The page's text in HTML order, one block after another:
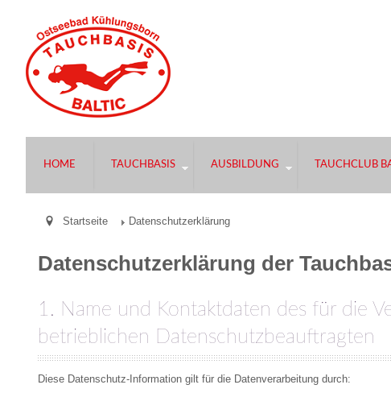
HOME TAUCHBASIS AUSBILDUNG TAUCHCLUB
Startseite Datenschutzerklärung
Datenschutzerklärung der
1. Name und Kontaktdaten des für die
betrieblichen Datenschutzbeauftragten
Diese Datenschutz-Information gilt für die Datenverarbeitung durch: